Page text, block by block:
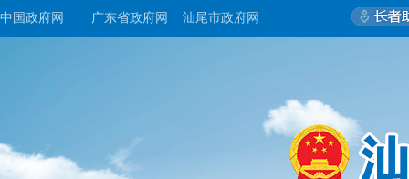
中国政府网 广东省政府网 汕尾市政府网